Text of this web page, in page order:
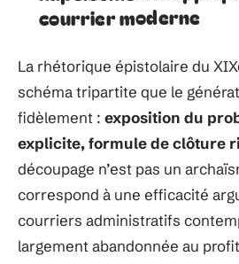
courrier moderne
La rhétorique épistolaire du
schéma tripartite que le
fidèlement : exposition du
explicite, formule de clôture
découpage n’est pas un
correspond à une efficacité
courriers administratifs
largement abandonnée au